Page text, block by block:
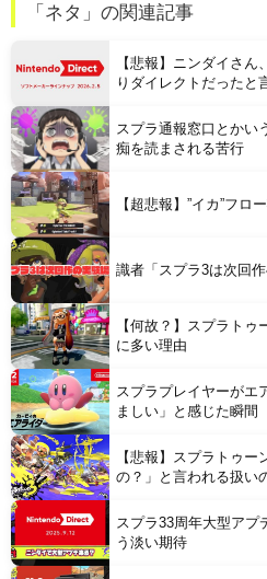
Powered by livedoor 相互RSS
「ネタ」の関連記事
【悲報】ニンダイさ
りダイレクトだったと
スプラ通報窓口とかい
痴を読まされる苦行
【超悲報】”イカ”フロ
識者「スプラ3は次回作
【何故？】スプラト
に多い理由
スプラプレイヤーがエ
ましい」と感じた瞬間
【悲報】スプラトゥ
の？」と言われる扱い
スプラ33周年大型アプ
う淡い期待